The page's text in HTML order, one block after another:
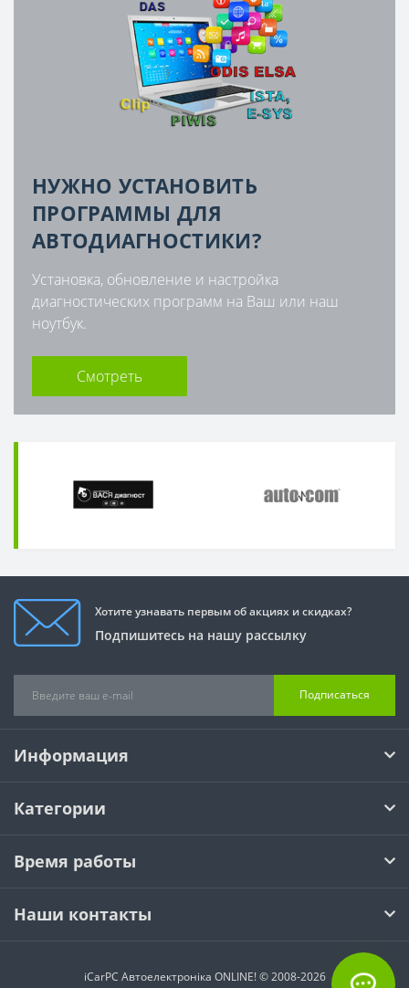
НУЖНО УСТАНОВИТЬ
ПРОГРАММЫ ДЛЯ
АВТОДИАГНОСТИКИ?
Установка, обновление и настройка
диагностических программ на Ваш или наш
ноутбук.
Смотреть
Хотите узнавать первым об акциях и скидках?
Подпишитесь на нашу рассылку
Подписаться
Информация
Категории
Время работы
Наши контакты
iCarPC Автоелектроніка ONLINE! © 2008-2026